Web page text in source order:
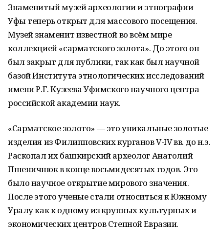
Знаменитый музей археологии и этнографии
Уфы теперь открыт для массового посещения.
Музей знаменит известной во всём мире
коллекцией «сарматского золота». До этого он
был закрыт для публики, так как был научной
базой Института этнологических исследований
имени Р.Г. Кузеева Уфимского научного центра
российской академии наук.
«Сарматское золото» — это уникальные золотые
изделия из Филипповских курганов V-IV вв. до н.э.
Раскопал их башкирский археолог Анатолий
Пшеничнюк в конце восьмидесятых годов. Это
было научное открытие мирового значения.
После этого ученые стали относиться к Южному
Уралу как к одному из крупных культурных и
экономических центров Степной Евразии.